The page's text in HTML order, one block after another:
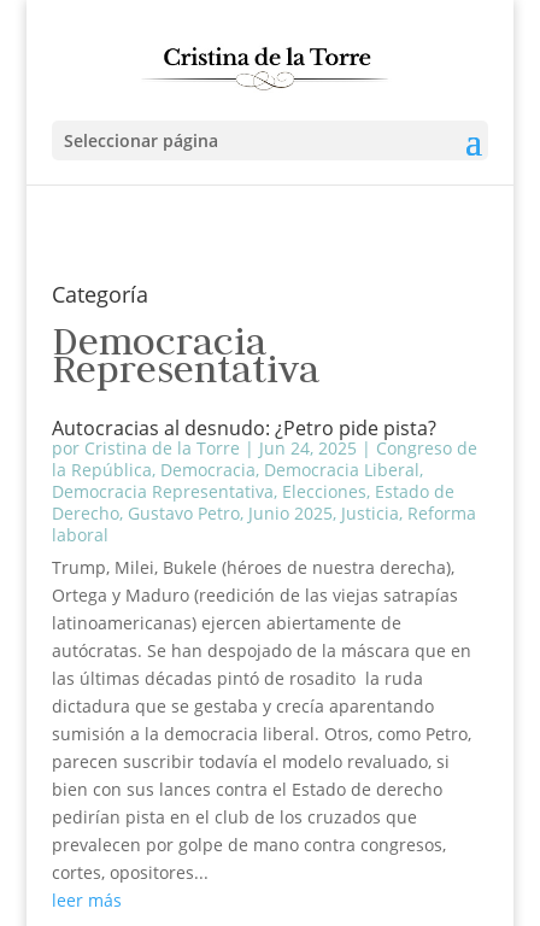
Seleccionar página
Categoría
Democracia
Representativa
Autocracias al desnudo: ¿Petro pide pista?
por Cristina de la Torre | Jun 24, 2025 | Congreso de
la República, Democracia, Democracia Liberal,
Democracia Representativa, Elecciones, Estado de
Derecho, Gustavo Petro, Junio 2025, Justicia, Reforma
laboral
Trump, Milei, Bukele (héroes de nuestra derecha),
Ortega y Maduro (reedición de las viejas satrapías
latinoamericanas) ejercen abiertamente de
autócratas. Se han despojado de la máscara que en
las últimas décadas pintó de rosadito la ruda
dictadura que se gestaba y crecía aparentando
sumisión a la democracia liberal. Otros, como Petro,
parecen suscribir todavía el modelo revaluado, si
bien con sus lances contra el Estado de derecho
pedirían pista en el club de los cruzados que
prevalecen por golpe de mano contra congresos,
cortes, opositores...
leer más